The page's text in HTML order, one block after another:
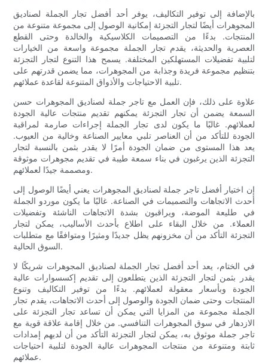
بالإضافة إلى توفير التكاليف، يوفر أحد أفضل تجار الجملة لصناديق
المجوهرات أيضًا لتجار التجزئة إمكانية الوصول إلى مجموعة متنوعة من
المنتجات. بدءًا من التصميمات الكلاسيكية والخالدة وحتى القطع
العصرية والحديثة، يقدم تجار الجملة مجموعة واسعة من الخيارات
لتلبية تفضيلات المستهلكين المختلفة. يسمح هذا التنوع لتجار التجزئة
بتنظيم مجموعة فريدة وجذابة من المجوهرات، مما يضمن قدرتهم على
تلبية الاحتياجات والأذواق المتنوعة لقاعدة عملائهم.
علاوة على ذلك، فإن العمل مع تاجر جملة لصناديق المجوهرات حسن
السمعة يضمن أن تجار التجزئة يمكنهم تقديم منتجات عالية الجودة
لعملائهم. غالبًا ما يكون لدى تجار الجملة إجراءات صارمة لمراقبة
الجودة للتأكد من أن العناصر تلبي معايير الصناعة وخالية من العيوب.
يعد هذا المستوى من ضمان الجودة أمرًا لا يقدر بثمن بالنسبة لتجار
التجزئة الذين يرغبون في بناء سمعة طيبة في تقديم مجوهرات موثوقة
ومصممة جيدًا لعملائهم.
إن اختيار أفضل تاجر جملة لصناديق المجوهرات يعني أيضًا الوصول إلى
أحدث الاتجاهات والتصميمات في الصناعة. غالبًا ما يكون موردو الجملة
في طليعة الموضة، ويراقبون بشدة الاتجاهات الناشئة وتفضيلات
العملاء. من خلال البقاء على اطلاع بأحدث الأساليب، يمكن لتجار
التجزئة التأكد من أن مخزونهم يظل جديدًا ومثيرًا ومتوافقًا مع متطلبات
السوق الحالية.
في الختام، يعد أحد أفضل تجار الجملة لصناديق المجوهرات شريكًا لا
يقدر بثمن لتجار التجزئة الذين يتطلعون إلى تقديم إكسسوارات عالية
الجودة وبأسعار معقولة لعملائهم. بدءًا من توفير التكاليف وتنوع
المنتجات وحتى ضمان الجودة والوصول إلى أحدث الاتجاهات، يقدم تجار
الجملة مجموعة من المزايا التي يمكن أن تساعد تجار التجزئة على
الازدهار في سوق المجوهرات التنافسي. من خلال إقامة علاقة قوية مع
تاجر جملة موثوق به، يمكن لتجار التجزئة التأكد من أن لديهم إمدادات
ثابتة ومتنوعة من منتجات المجوهرات عالية الجودة لتلبية احتياجات
عملائهم.